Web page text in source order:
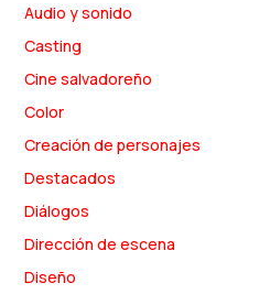
Audio y sonido
Casting
Cine salvadoreño
Color
Creación de personajes
Destacados
Diálogos
Dirección de escena
Diseño